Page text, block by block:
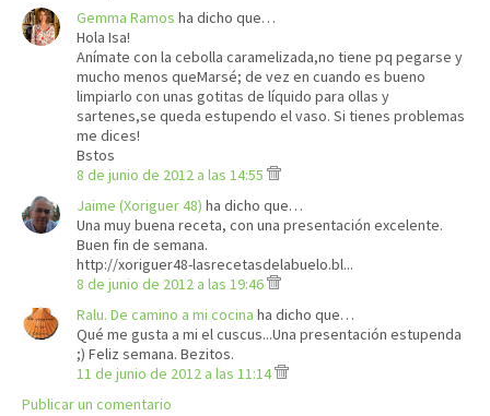
Gemma Ramos ha dicho que…
Hola Isa!
Anímate con la cebolla caramelizada,no tiene pq pegarse y
mucho menos queMarsé; de vez en cuando es bueno
limpiarlo con unas gotitas de líquido para ollas y
sartenes,se queda estupendo el vaso. Si tienes problemas
me dices!
Bstos
8 de junio de 2012 a las 14:55
Jaime (Xoriguer 48) ha dicho que…
Una muy buena receta, con una presentación excelente.
Buen fin de semana.
http://xoriguer48-lasrecetasdelabuelo.bl...
8 de junio de 2012 a las 19:46
Ralu. De camino a mi cocina ha dicho que…
Qué me gusta a mi el cuscus...Una presentación estupenda
;) Feliz semana. Bezitos.
11 de junio de 2012 a las 11:14
Publicar un comentario